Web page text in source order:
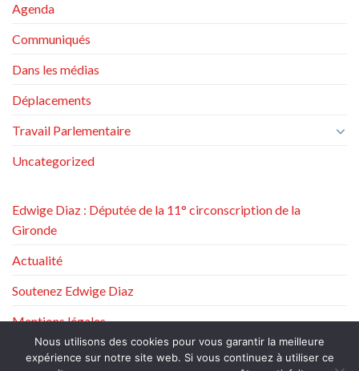
Agenda
Communiqués
Dans les médias
Déplacements
Travail Parlementaire
Uncategorized
Edwige Diaz : Députée de la 11° circonscription de la
Gironde
Actualité
Soutenez Edwige Diaz
Mentions légales
Politique de protection des données à caractère personnel
Nous utilisons des cookies pour vous garantir la meilleure
expérience sur notre site web. Si vous continuez à utiliser ce